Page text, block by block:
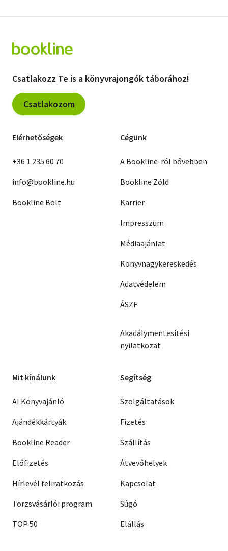
Csatlakozz Te is a könyvrajongók táborához!
Csatlakozom
Elérhetőségek
+36 1 235 60 70
info@bookline.hu
Bookline Bolt
Cégünk
A Bookline-ról bővebben
Bookline Zöld
Karrier
Impresszum
Médiaajánlat
Könyvnagykereskedés
Adatvédelem
ÁSZF
Akadálymentesítési
nyilatkozat
Mit kínálunk
AI Könyvajánló
Ajándékkártyák
Bookline Reader
Előfizetés
Hírlevél feliratkozás
Törzsvásárlói program
TOP 50
Segítség
Szolgáltatások
Fizetés
Szállítás
Átvevőhelyek
Kapcsolat
Súgó
Elállás